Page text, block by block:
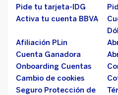
Pide tu tarjeta-IDG
Activa tu cuenta BBVA
Afiliación PLin
Cuenta Ganadora
Onboarding Cuentas
Cambio de cookies
Seguro Protección de